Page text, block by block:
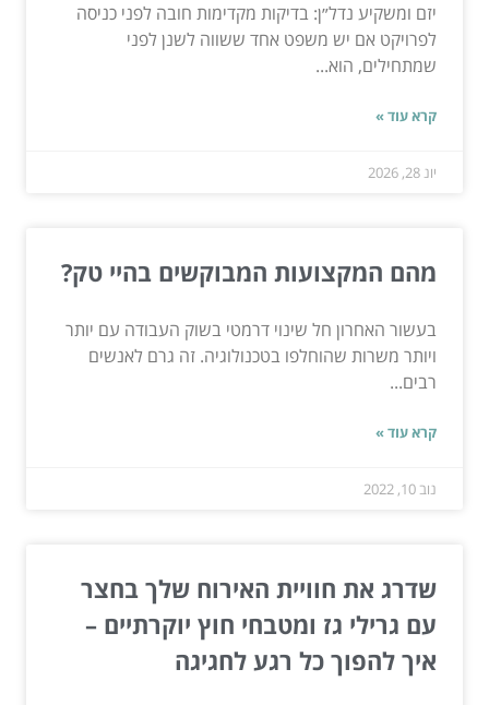
יזם ומשקיע נדל״ן: בדיקות מקדימות חובה לפני כניסה
לפרויקט אם יש משפט אחד ששווה לשנן לפני
שמתחילים, הוא...
קרא עוד »
יונ 28, 2026
מהם המקצועות המבוקשים בהיי טק?
בעשור האחרון חל שינוי דרמטי בשוק העבודה עם יותר
ויותר משרות שהוחלפו בטכנולוגיה. זה גרם לאנשים
רבים...
קרא עוד »
נוב 10, 2022
שדרג את חוויית האירוח שלך בחצר
עם גרילי גז ומטבחי חוץ יוקרתיים –
איך להפוך כל רגע לחגיגה